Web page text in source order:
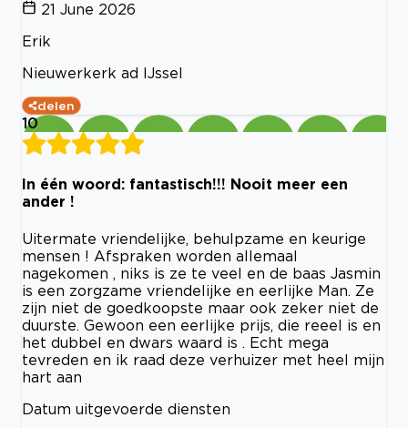
21 June 2026
Erik
Nieuwerkerk ad IJssel
delen
10
In één woord: fantastisch!!! Nooit meer een
ander !
Uitermate vriendelijke, behulpzame en keurige
mensen ! Afspraken worden allemaal
nagekomen , niks is ze te veel en de baas Jasmin
is een zorgzame vriendelijke en eerlijke Man. Ze
zijn niet de goedkoopste maar ook zeker niet de
duurste. Gewoon een eerlijke prijs, die reeel is en
het dubbel en dwars waard is . Echt mega
tevreden en ik raad deze verhuizer met heel mijn
hart aan
Datum uitgevoerde diensten